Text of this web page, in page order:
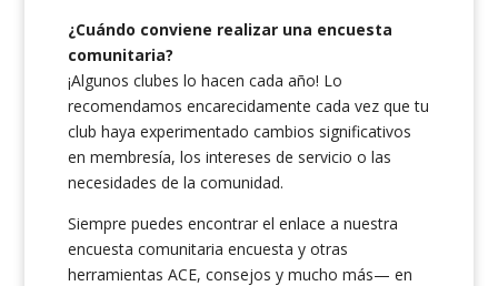
¿Cuándo conviene realizar una encuesta
comunitaria?
¡Algunos clubes lo hacen cada año! Lo
recomendamos encarecidamente cada vez que tu
club haya experimentado cambios significativos
en membresía, los intereses de servicio o las
necesidades de la comunidad.
Siempre puedes encontrar el enlace a nuestra
encuesta comunitaria encuesta y otras
herramientas ACE, consejos y mucho más— en